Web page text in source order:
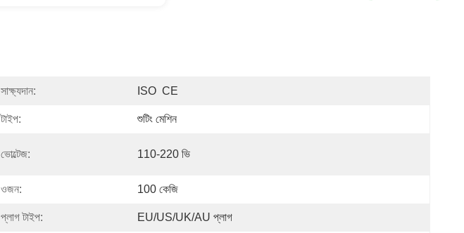
সাক্ষ্যদান: ISO  CE
টাইপ: শুটিং মেশিন
ভোল্টেজ: 110-220 ভি
ওজন: 100 কেজি
প্লাগ টাইপ: EU/US/UK/AU প্লাগ